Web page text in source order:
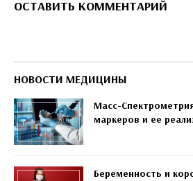
ОСТАВИТЬ КОММЕНТАРИЙ
НОВОСТИ МЕДИЦИНЫ
Масс-
маркеров и ее
Беременность и